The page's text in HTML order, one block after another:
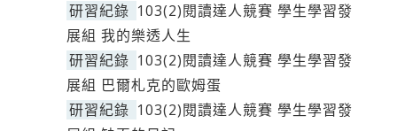
研習紀錄 103(2)閱讀達人競賽 學生學習發
展組 我的樂透人生
研習紀錄 103(2)閱讀達人競賽 學生學習發
展組 巴爾札克的歐姆蛋
研習紀錄 103(2)閱讀達人競賽 學生學習發